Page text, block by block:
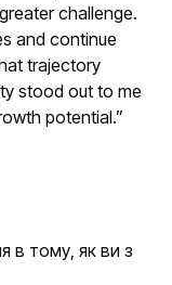
challenge.
and continue
trajectory
stood out to me
potential.”
в тому, як ви з